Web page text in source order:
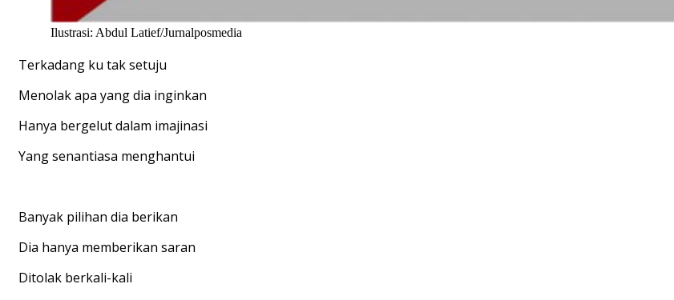
Ilustrasi: Abdul Latief/Jurnalposmedia
Terkadang ku tak setuju
Menolak apa yang dia inginkan
Hanya bergelut dalam imajinasi
Yang senantiasa menghantui
Banyak pilihan dia berikan
Dia hanya memberikan saran
Ditolak berkali-kali